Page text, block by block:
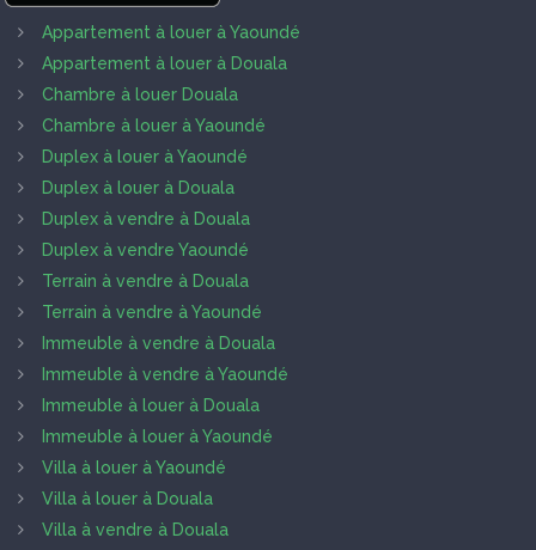
Appartement à louer à Yaoundé
Appartement à louer à Douala
Chambre à louer Douala
Chambre à louer à Yaoundé
Duplex à louer à Yaoundé
Duplex à louer à Douala
Duplex à vendre à Douala
Duplex à vendre Yaoundé
Terrain à vendre à Douala
Terrain à vendre à Yaoundé
Immeuble à vendre à Douala
Immeuble à vendre à Yaoundé
Immeuble à louer à Douala
Immeuble à louer à Yaoundé
Villa à louer à Yaoundé
Villa à louer à Douala
Villa à vendre à Douala